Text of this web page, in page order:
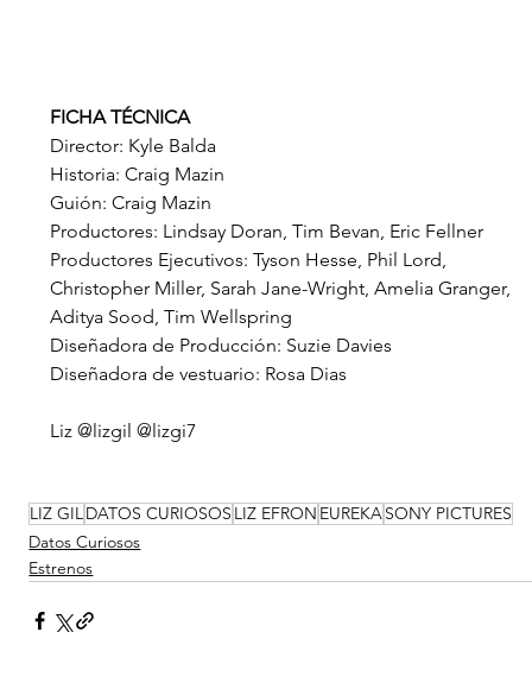
FICHA TÉCNICA
Director: Kyle Balda
Historia: Craig Mazin
Guión: Craig Mazin
Productores: Lindsay Doran, Tim Bevan, Eric Fellner
Productores Ejecutivos: Tyson Hesse, Phil Lord,
Christopher Miller, Sarah Jane-Wright, Amelia Granger,
Aditya Sood, Tim Wellspring
Diseñadora de Producción: Suzie Davies
Diseñadora de vestuario: Rosa Dias
Liz @lizgil @lizgi7
LIZ GIL DATOS CURIOSOS LIZ EFRON EUREKA SONY PICTURES
Datos Curiosos
Estrenos